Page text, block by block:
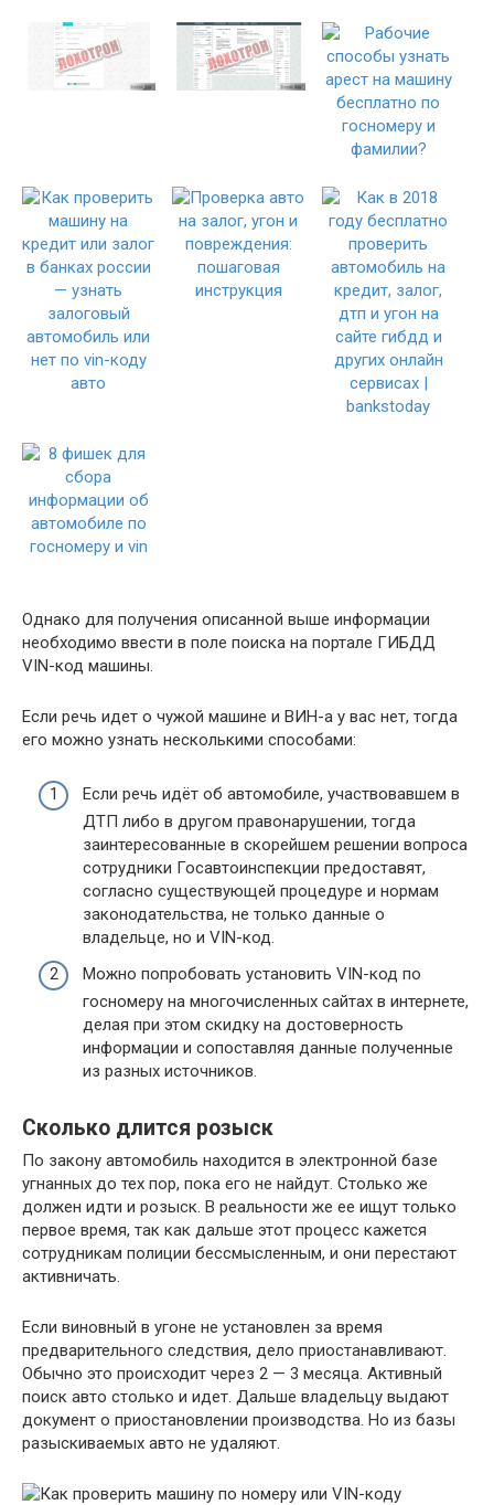
Однако для получения описанной выше информации
необходимо ввести в поле поиска на портале ГИБДД
VIN-код машины.
Если речь идет о чужой машине и ВИН-а у вас нет, тогда
его можно узнать несколькими способами:
Если речь идёт об автомобиле, участвовавшем в
ДТП либо в другом правонарушении, тогда
заинтересованные в скорейшем решении вопроса
сотрудники Госавтоинспекции предоставят,
согласно существующей процедуре и нормам
законодательства, не только данные о
владельце, но и VIN-код.
Можно попробовать установить VIN-код по
госномеру на многочисленных сайтах в интернете,
делая при этом скидку на достоверность
информации и сопоставляя данные полученные
из разных источников.
Сколько длится розыск
По закону автомобиль находится в электронной базе
угнанных до тех пор, пока его не найдут. Столько же
должен идти и розыск. В реальности же ее ищут только
первое время, так как дальше этот процесс кажется
сотрудникам полиции бессмысленным, и они перестают
активничать.
Если виновный в угоне не установлен за время
предварительного следствия, дело приостанавливают.
Обычно это происходит через 2 — 3 месяца. Активный
поиск авто столько и идет. Дальше владельцу выдают
документ о приостановлении производства. Но из базы
разыскиваемых авто не удаляют.